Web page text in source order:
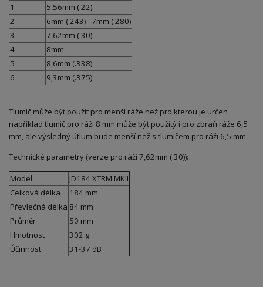
1
5,56mm (.22)
2
6mm (.243) - 7mm (.280)
3
7,62mm (.30)
4
8mm
5
8,6mm (.338)
6
9,3mm (.375)
Tlumič může být použit pro menší ráže než pro kterou je určen
například tlumič pro ráži 8 mm může být použitý i pro zbraň ráže 6,5
mm, ale výsledný útlum bude menší než s tlumičem pro ráži 6,5 mm.
Technické parametry (verze pro ráži 7,62mm (.30)):
Model
JD184 XTRM MKII
Celková délka
184 mm
Převlečná délka 84 mm
Průměr
50 mm
Hmotnost
302 g
Účinnost
31-37 dB